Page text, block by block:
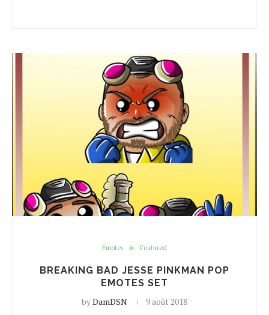
Emotes Featured
BREAKING BAD JESSE PINKMAN POP
EMOTES SET
byDamDSN 9 août 2018